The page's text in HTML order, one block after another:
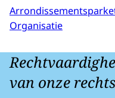
Organisatie
van onze